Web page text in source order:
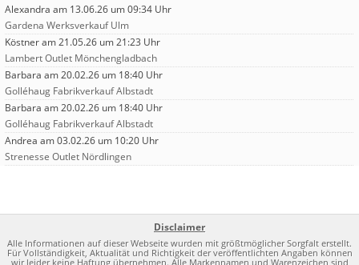
Alexandra am 13.06.26 um 09:34 Uhr
Gardena Werksverkauf Ulm
Köstneram 21.05.26 um 21:23 Uhr
Lambert Outlet Mönchengladbach
Barbara am 20.02.26 um 18:40 Uhr
Golléhaug Fabrikverkauf Albstadt
Barbara am 20.02.26 um 18:40 Uhr
Golléhaug Fabrikverkauf Albstadt
Andrea am 03.02.26 um 10:20 Uhr
Strenesse Outlet Nördlingen
Disclaimer
Alle Informationen auf dieser Webseite wurden mit größtmöglicher Sorgfalt erstellt.
Für Vollständigkeit, Aktualität und Richtigkeit der veröffentlichten Angaben können
wir leider keine Haftung übernehmen. Alle Markennamen und Warenzeichen sind